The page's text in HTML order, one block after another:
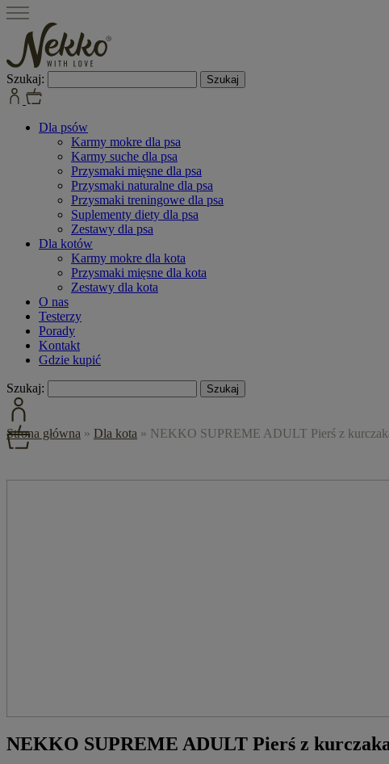
Szukaj:
Dla psów
Karmy mokre dla psa
Karmy suche dla psa
Przysmaki mięsne dla psa
Przysmaki naturalne dla psa
Przysmaki treningowe dla psa
Suplementy diety dla psa
Zestawy dla psa
Dla kotów
Karmy mokre dla kota
Przysmaki mięsne dla kota
Zestawy dla kota
O nas
Testerzy
Porady
Kontakt
Gdzie kupić
Szukaj:
Strona główna » Dla kota » NEKKO SUPREME ADULT Pierś z
NEKKO SUPREME ADULT Pierś z